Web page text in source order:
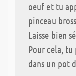
oeuf et tu
pinceau
Laisse bien
Pour cela, tu
dans un pot